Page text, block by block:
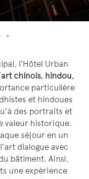
l’Hôtel Urban
chinois, hindou,
particulière
et hindoues
des portraits et
valeur historique.
séjour en un
dialogue avec
bâtiment. Ainsi,
une expérience